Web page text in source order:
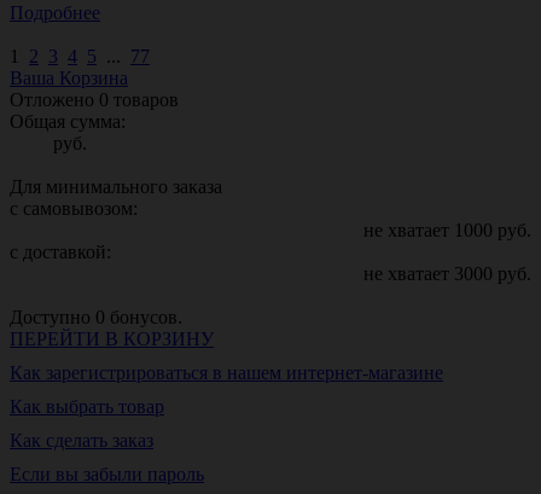
Подробнее
1 2 3 4 5 ... 77
Ваша Корзина
Отложено 0 товаров
Общая сумма:
руб.
Для минимального заказа
с самовывозом:
не хватает 1000 руб.
с доставкой:
не хватает 3000 руб.
Доступно 0 бонусов.
ПЕРЕЙТИ В КОРЗИНУ
Как зарегистрироваться в нашем интернет-магазине
Как выбрать товар
Как сделать заказ
Если вы забыли пароль